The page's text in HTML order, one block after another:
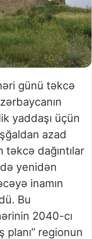
günü təkcə
yaddaşı üçün
azad
dağıntılar
yenidən
inamın
Bu
2040-cı
planı” regionun